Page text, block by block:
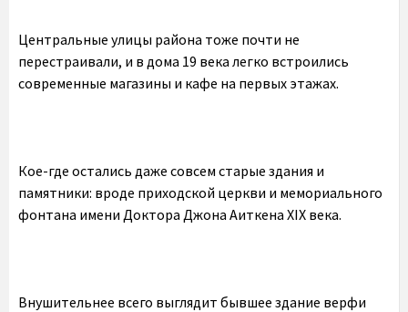
Центральные улицы района тоже почти не
перестраивали, и в дома 19 века легко встроились
современные магазины и кафе на первых этажах.
Кое-где остались даже совсем старые здания и
памятники: вроде приходской церкви и мемориального
фонтана имени Доктора Джона Аиткена XIX века.
Внушительнее всего выглядит бывшее здание верфи